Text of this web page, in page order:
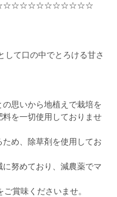
して口の中でとろける甘さ
思いから地植えで栽培を
を一切使用しておりませ
め、除草剤を使用してお
努めており、減農薬でマ
賞味くださいませ。